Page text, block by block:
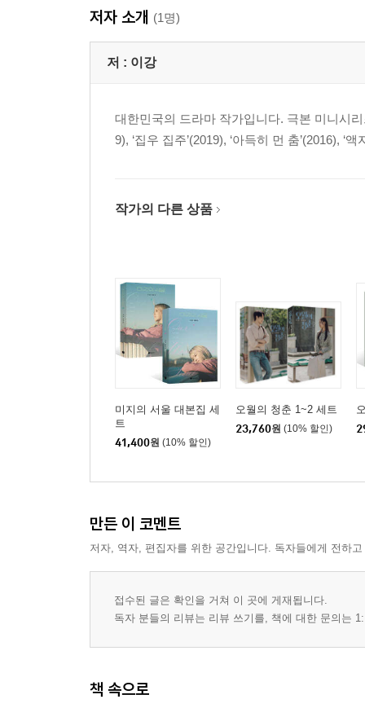
저자 소개 (1명)
저 : 이강
대한민국의 드라마 작가입니다. 극본 미니시
9), ‘집우 집주’(2019), ‘아득히 먼 춤’(2016), ‘
작가의 다른 상품
미지의 서울 대본집 세
트
41,400원 (10% 할인)
오월의 청춘 1~2 세트
23,760원 (10% 할인)
만든 이 코멘트
저자, 역자, 편집자를 위한 공간입니다. 독자들에게 전하
접수된 글은 확인을 거쳐 이 곳에 게재됩니다.
독자 분들의 리뷰는 리뷰 쓰기를, 책에 대한 문의는
책 속으로